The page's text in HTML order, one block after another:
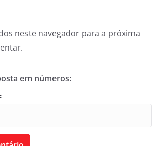
neste navegador para a próxima
em números: